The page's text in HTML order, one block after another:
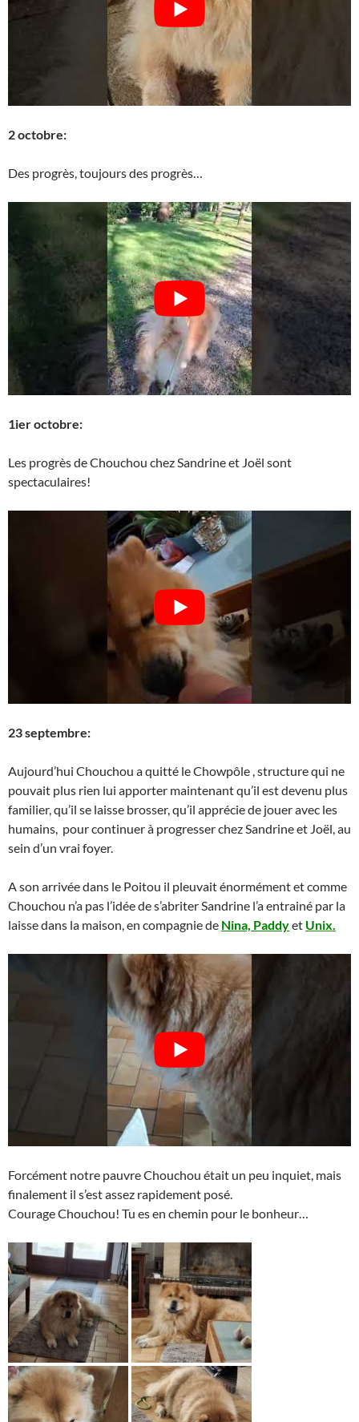
2 octobre:
Des progrès, toujours des progrès…
1ier octobre:
Les progrès de Chouchou chez Sandrine et Joël sont
spectaculaires!
23 septembre:
Aujourd’hui Chouchou a quitté le Chowpôle , structure qui ne
pouvait plus rien lui apporter maintenant qu’il est devenu plus
familier, qu’il se laisse brosser, qu’il apprécie de jouer avec les
humains, pour continuer à progresser chez Sandrine et Joël, au
sein d’un vrai foyer.
A son arrivée dans le Poitou il pleuvait énormément et comme
Chouchou n’a pas l’idée de s’abriter Sandrine l’a entrainé par la
laisse dans la maison, en compagnie de Nina, Paddyet Unix.
Forcément notre pauvre Chouchou était un peu inquiet, mais
finalement il s’est assez rapidement posé.
Courage Chouchou! Tu es en chemin pour le bonheur…